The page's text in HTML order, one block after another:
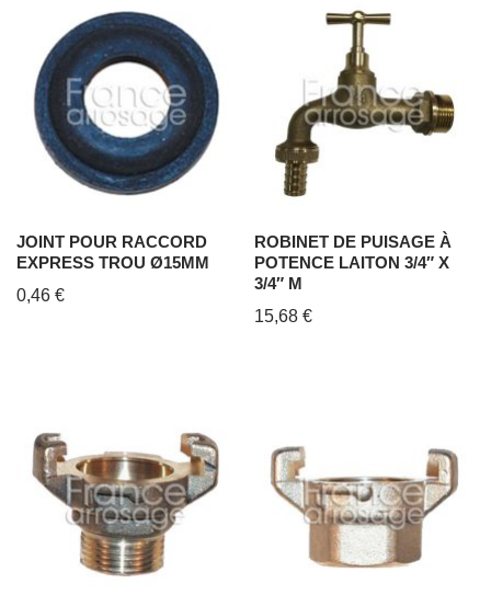
JOINT POUR RACCORD
EXPRESS TROU Ø15MM
0,46 €
ROBINET DE PUISAGE À
POTENCE LAITON 3/4″ X
3/4″ M
15,68€